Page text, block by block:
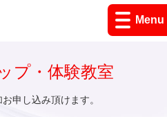
Menu
プ・体験教室
申し込み頂けます。